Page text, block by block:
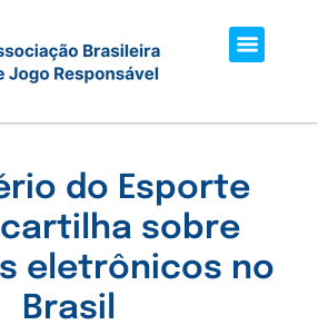
do Esporte
cartilha sobre
eletrônicos no
Brasil